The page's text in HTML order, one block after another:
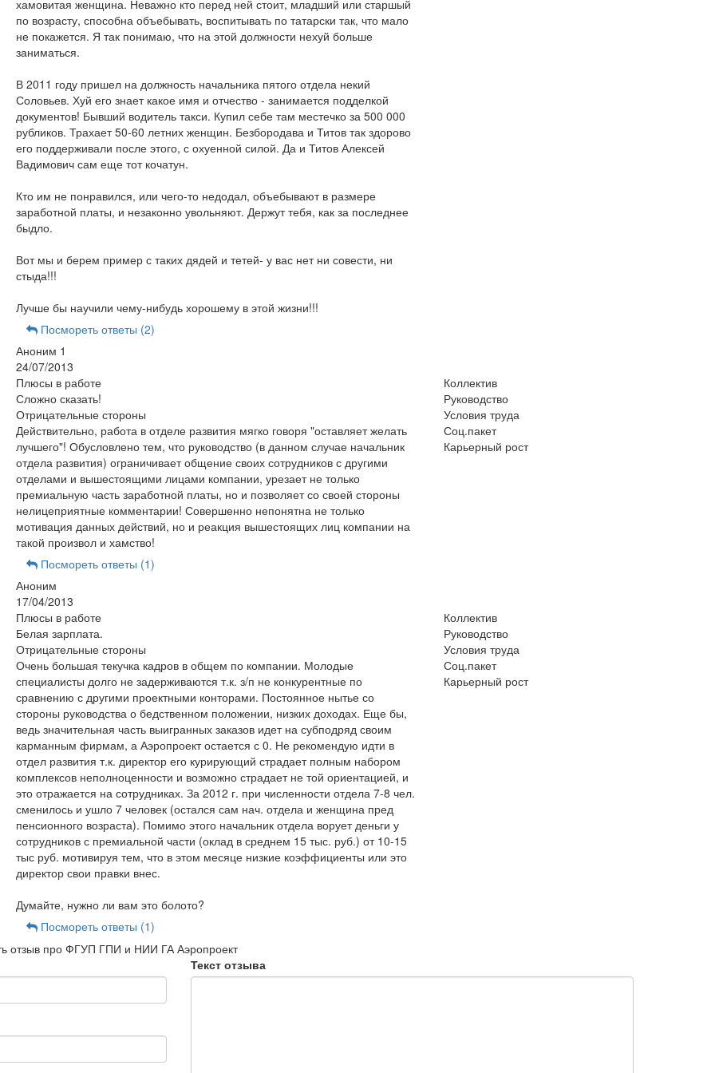
хамовитая женщина. Неважно кто перед ней стоит, младший или старшый
по возрасту, способна объебывать, воспитывать по татарски так, что мало
не покажется. Я так понимаю, что на этой должности нехуй больше
заниматься.
В 2011 году пришел на должность начальника пятого отдела некий
Соловьев. Хуй его знает какое имя и отчество - занимается подделкой
документов! Бывший водитель такси. Купил себе там местечко за 500 000
рубликов. Трахает 50-60 летних женщин. Безбородава и Титов так здорово
его поддерживали после этого, с охуенной силой. Да и Титов Алексей
Вадимович сам еще тот кочатун.
Кто им не понравился, или чего-то недодал, объебывают в размере
заработной платы, и незаконно увольняют. Держут тебя, как за последнее
быдло.
Вот мы и берем пример с таких дядей и тетей- у вас нет ни совести, ни
стыда!!!
Лучше бы научили чему-нибудь хорошему в этой жизни!!!
Посмореть ответы (2)
Аноним 1
24/07/2013
Плюсы в работе
Сложно сказать!
Отрицательные стороны
Действительно, работа в отделе развития мягко говоря "оставляет желать
лучшего"! Обусловлено тем, что руководство (в данном случае начальник
отдела развития) ограничивает общение своих сотрудников с другими
отделами и вышестоящими лицами компании, урезает не только
премиальную часть заработной платы, но и позволяет со своей стороны
нелицеприятные комментарии! Совершенно непонятна не только
мотивация данных действий, но и реакция вышестоящих лиц компании на
такой произвол и хамство!
Коллектив
Руководство
Условия труда
Соц.пакет
Карьерный рост
Посмореть ответы (1)
Аноним
17/04/2013
Плюсы в работе
Белая зарплата.
Отрицательные стороны
Очень большая текучка кадров в общем по компании. Молодые
специалисты долго не задерживаются т.к. з/п не конкурентные по
сравнению с другими проектными конторами. Постоянное нытье со
стороны руководства о бедственном положении, низких доходах. Еще бы,
ведь значительная часть выигранных заказов идет на субподряд своим
карманным фирмам, а Аэропроект остается с 0. Не рекомендую идти в
отдел развития т.к. директор его курирующий страдает полным набором
комплексов неполноценности и возможно страдает не той ориентацией, и
это отражается на сотрудниках. За 2012 г. при численности отдела 7-8 чел.
сменилось и ушло 7 человек (остался сам нач. отдела и женщина пред
пенсионного возраста). Помимо этого начальник отдела ворует деньги у
сотрудников с премиальной части (оклад в среднем 15 тыс. руб.) от 10-15
тыс руб. мотивируя тем, что в этом месяце низкие коэффициенты или это
директор свои правки внес.
Думайте, нужно ли вам это болото?
Коллектив
Руководство
Условия труда
Соц.пакет
Карьерный рост
Посмореть ответы (1)
отзыв про ФГУП ГПИ и НИИ ГА Аэропроект
Текст отзыва